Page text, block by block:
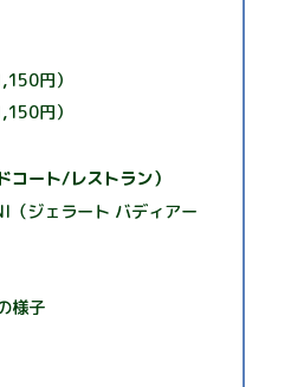
円）
円）
ート/レストラン）
（ジェラート バディアー
様子